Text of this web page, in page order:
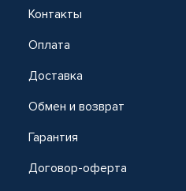
Контакты
Оплата
Доставка
Обмен и возврат
Гарантия
Договор-оферта